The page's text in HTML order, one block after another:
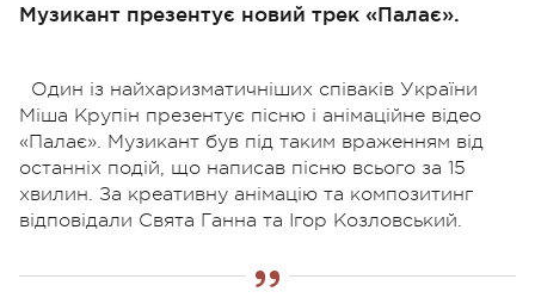
Музикант презентує новий трек «Палає».
Один із найхаризматичніших співаків України
Міша Крупін презентує пісню і анімаційне відео
«Палає». Музикант був під таким враженням від
останніх подій, що написав пісню всього за 15
хвилин. За креативну анімацію та композитинг
відповідали Свята Ганна та Ігор Козловський.